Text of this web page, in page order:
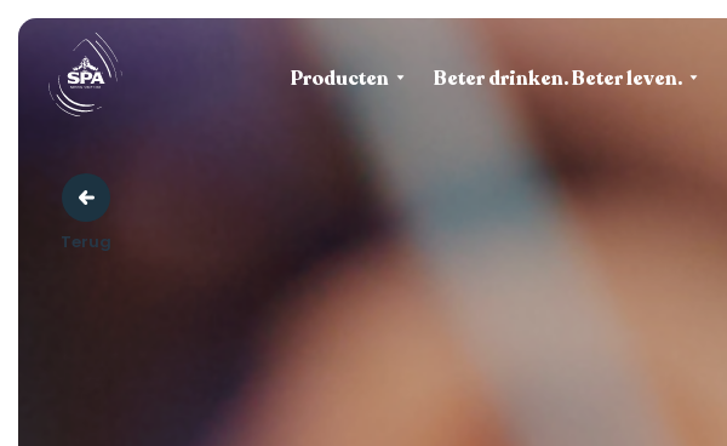
Producten Beter drinken. Beter leven.
Terug